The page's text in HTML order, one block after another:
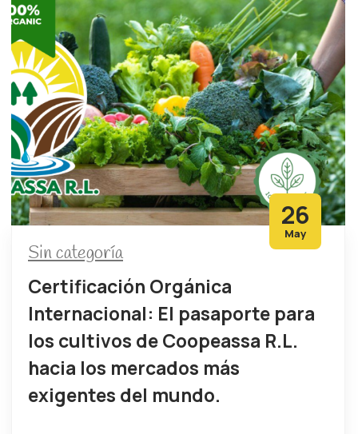
26
May
Sin categoría
Certificación Orgánica
Internacional: El pasaporte para
los cultivos de Coopeassa R.L.
hacia los mercados más
exigentes del mundo.